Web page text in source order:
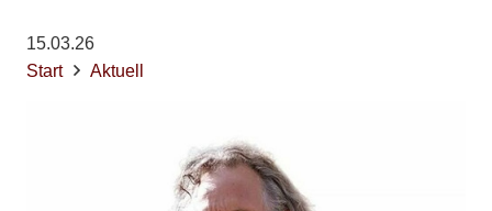
15.03.26
Start
Aktuell